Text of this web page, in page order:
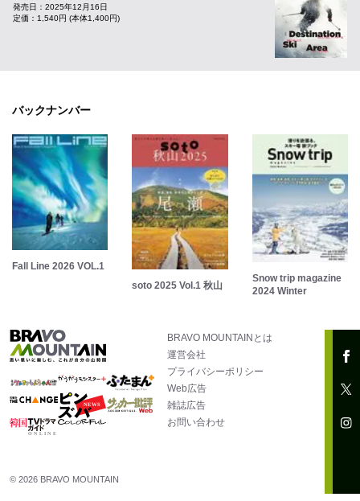
発売日：2025年12月16日
定価：1,540円 (本体1,400円)
バックナンバー
Fall Line 2026 VOL.1
soto 2025 Vol.1 秋山
Snow trip magazine
2024 Winter
BRAVO MOUNTAINとは
運営会社
プライバシーポリシー
Web広告
雑誌広告
お問い合わせ
© 2026 BRAVO MOUNTAIN